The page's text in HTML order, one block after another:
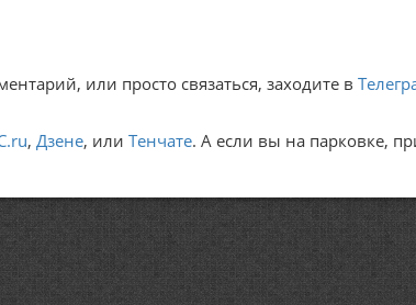
или просто связаться, заходите в
, Дзене, или Тенчате. А если вы на парковке,